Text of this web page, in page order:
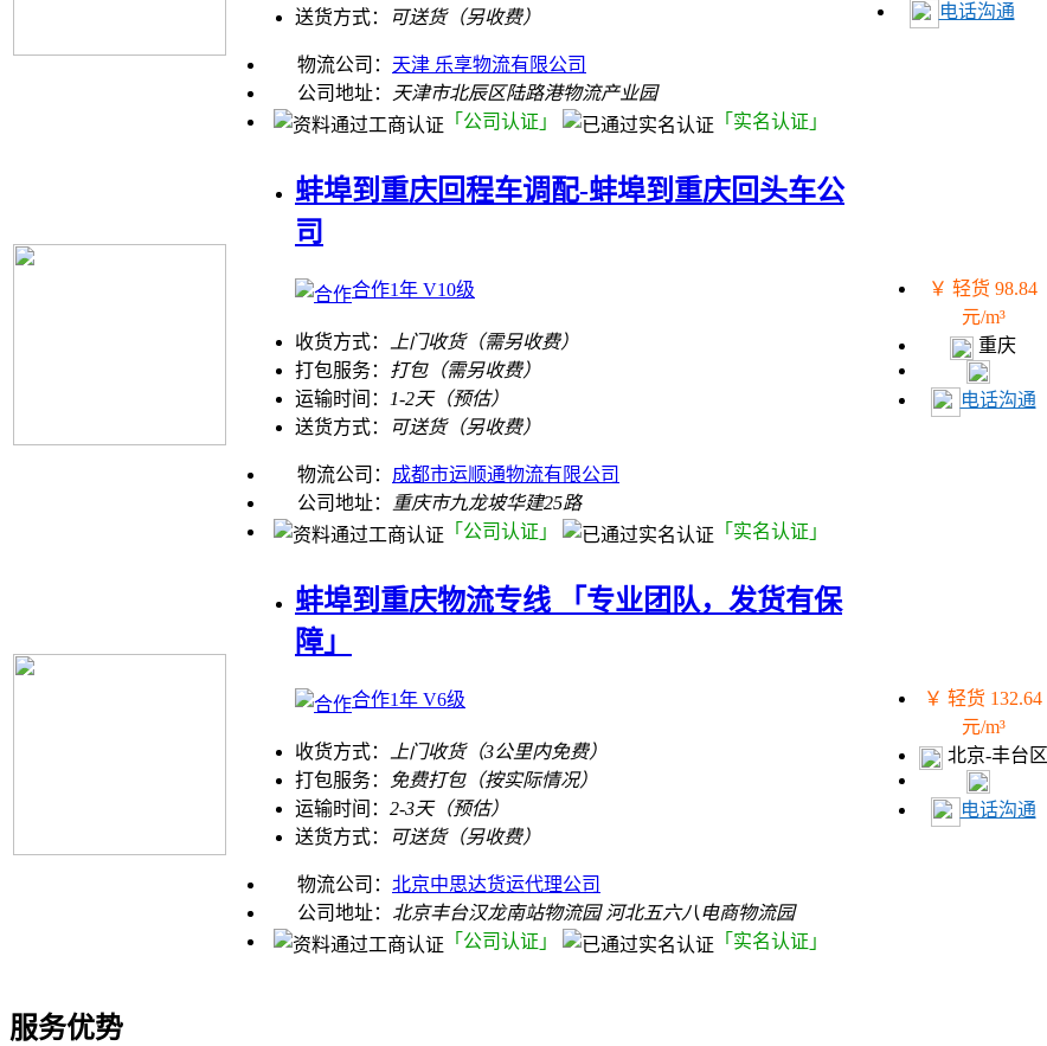
送货方式：
可送货（另收费）
物流公司： 天津 乐享物流有限公司
公司地址：
天津市北辰区陆路港物流产业园
「公司认证」
「实名认证」
电话沟通
蚌埠到重庆回程车调配-蚌埠到重庆回头车公
司
合作1年 V10级
收货方式：
上门收货（需另收费）
打包服务： 打包（需另收费）
运输时间：
1-2天（预估）
送货方式：
可送货（另收费）
物流公司： 成都市运顺通物流有限公司
公司地址：
重庆市九龙坡华建25路
「公司认证」
「实名认证」
￥ 轻货 98.84
元/m³
重庆
电话沟通
蚌埠到重庆物流专线 「专业团队，发货有保
障」
合作1年 V6级
收货方式：
上门收货（3公里内免费）
打包服务：
免费打包（按实际情况）
运输时间： 2-3天（预估）
送货方式：
可送货（另收费）
物流公司： 北京中思达货运代理公司
公司地址： 北京丰台汉龙南站物流园 河北五六八电商物流园
「公司认证」
「实名认证」
￥ 轻货 132.64
元/m³
北京-丰台区
电话沟通
服务优势